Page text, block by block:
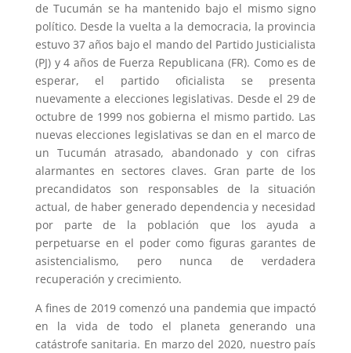
de Tucumán se ha mantenido bajo el mismo signo
político. Desde la vuelta a la democracia, la provincia
estuvo 37 años bajo el mando del Partido Justicialista
(PJ) y 4 años de Fuerza Republicana (FR). Como es de
esperar, el partido oficialista se presenta
nuevamente a elecciones legislativas. Desde el 29 de
octubre de 1999 nos gobierna el mismo partido. Las
nuevas elecciones legislativas se dan en el marco de
un Tucumán atrasado, abandonado y con cifras
alarmantes en sectores claves. Gran parte de los
precandidatos son responsables de la situación
actual, de haber generado dependencia y necesidad
por parte de la población que los ayuda a
perpetuarse en el poder como figuras garantes de
asistencialismo, pero nunca de verdadera
recuperación y crecimiento.
A fines de 2019 comenzó una pandemia que impactó
en la vida de todo el planeta generando una
catástrofe sanitaria. En marzo del 2020, nuestro país